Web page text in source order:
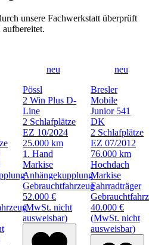
unsere Fachwerkstatt überprüft
aufbereitet.
neu
Pössl
2 Win Plus D-
Line
2 Schlafplätze
EZ 10/2024
25.000 km
1. Hand
Markise
Anhängekupplung
Gebrauchtfahrzeug
52.000 €
(MwSt. nicht
ausweisbar)
neu
Bresler
Mobile
Junior 541
DK
2 Schlafplätze
EZ 07/2012
76.000 km
Hochdach
Markise
Fahrradträger
40.000 €
(MwSt. nicht
ausweisbar)